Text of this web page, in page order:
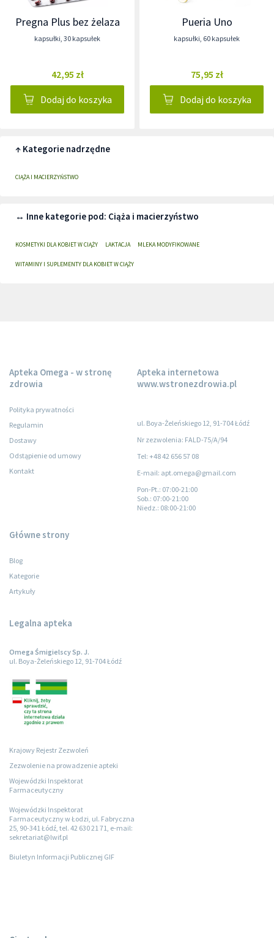
Pregna Plus bez żelaza
kapsułki, 30 kapsułek
42,95 zł
Dodaj do koszyka
Pueria Uno
kapsułki, 60 kapsułek
75,95 zł
Dodaj do koszyka
↑ Kategorie nadrzędne
CIĄŻA I MACIERZYŃSTWO
↔ Inne kategorie pod: Ciąża i macierzyństwo
KOSMETYKI DLA KOBIET W CIĄŻY LAKTACJA MLEKA MODYFIKOWANE
WITAMINY I SUPLEMENTY DLA KOBIET W CIĄŻY
Apteka Omega - w stronę
zdrowia
Polityka prywatności
Regulamin
Dostawy
Odstąpienie od umowy
Kontakt
Apteka internetowa
www.wstronezdrowia.pl
ul. Boya-Żeleńskiego 12, 91-704 Łódź
Nr zezwolenia: FALD-75/A/94
Tel: +48 42 656 57 08
E-mail: apt.omega@gmail.com
Pon-Pt.: 07:00-21:00
Sob.: 07:00-21:00
Niedz.: 08:00-21:00
Główne strony
Blog
Kategorie
Artykuły
Legalna apteka
Omega Śmigielscy Sp. J.
ul. Boya-Żeleńskiego 12, 91-704 Łódź
Krajowy Rejestr Zezwoleń
Zezwolenie na prowadzenie apteki
Wojewódzki Inspektorat
Farmaceutyczny
Wojewódzki Inspektorat
Farmaceutyczny w Łodzi, ul. Fabryczna
25, 90-341 Łódź, tel. 42 630 21 71, e-mail:
sekretariat@lwif.pl
Biuletyn Informacji Publicznej GIF